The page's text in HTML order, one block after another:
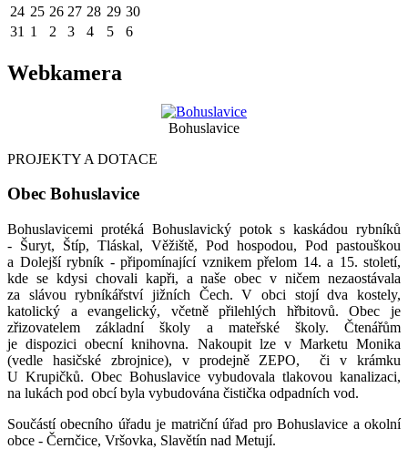
24 25 26 27 28 29 30
31 1 2 3 4 5 6
Webkamera
Bohuslavice
PROJEKTY A DOTACE
Obec Bohuslavice
Bohuslavicemi protéká Bohuslavický potok s kaskádou rybníků
- Šuryt, Štíp, Tláskal, Věžiště, Pod hospodou, Pod pastouškou
a Dolejší rybník - připomínající vznikem přelom 14. a 15. století,
kde se kdysi chovali kapři, a naše obec v ničem nezaostávala
za slávou rybníkářství jižních Čech. V obci stojí dva kostely,
katolický a evangelický, včetně přilehlých hřbitovů. Obec je
zřizovatelem základní školy a mateřské školy. Čtenářům
je dispozici obecní knihovna. Nakoupit lze v Marketu Monika
(vedle hasičské zbrojnice), v prodejně ZEPO, či v krámku
U Krupičků. Obec Bohuslavice vybudovala tlakovou kanalizaci,
na lukách pod obcí byla vybudována čistička odpadních vod.
Součástí obecního úřadu je matriční úřad pro Bohuslavice a okolní
obce - Černčice, Vršovka, Slavětín nad Metují.